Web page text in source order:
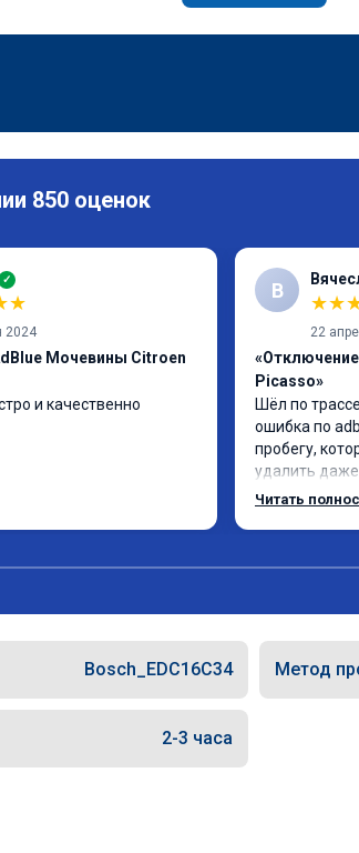
850 оценок
✓
★
2024
Мочевины Citroen
и качественно
В
★★
22
«Отключение
Picasso»
Шёл по
ошибка по
пробегу,
удалить
пошли
Читать
Bosch_EDC16C34 Метод
2-3 часа